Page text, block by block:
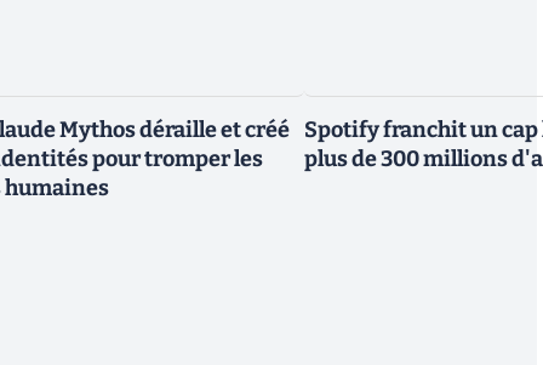
Mythos déraille et créé
pour tromper les
Spotify franchit un
plus de 300 millions